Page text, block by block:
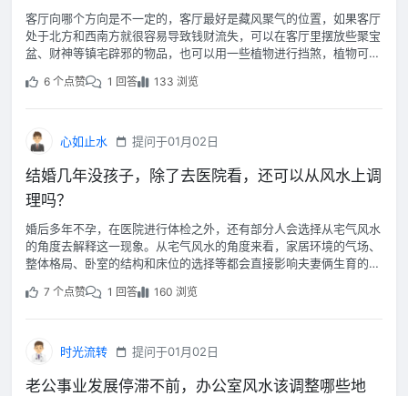
客厅向哪个方向是不一定的，客厅最好是藏风聚气的位置，如果客厅
处于北方和西南方就很容易导致钱财流失，可以在客厅里摆放些聚宝
盆、财神等镇宅辟邪的物品，也可以用一些植物进行挡煞，植物可以
6 个点赞 1 回答 133 浏览
心如止水 提问于01月02日
结婚几年没孩子，除了去医院看，还可以从风水上调
理吗？
婚后多年不孕，在医院进行体检之外，还有部分人会选择从宅气风水
的角度去解释这一现象。从宅气风水的角度来看，家居环境的气场、
整体格局、卧室的结构和床位的选择等都会直接影响夫妻俩生育的运
7 个点赞 1 回答 160 浏览
时光流转 提问于01月02日
老公事业发展停滞不前，办公室风水该调整哪些地